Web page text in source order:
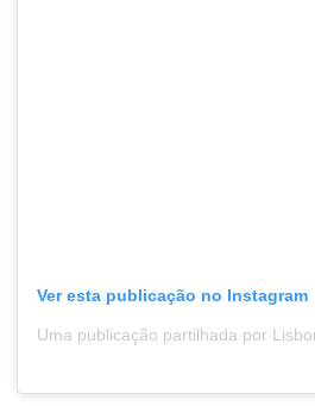
Ver esta publicação no Instagram